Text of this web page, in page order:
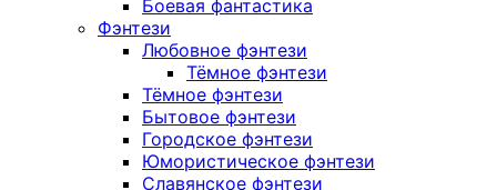
Боевая фантастика
Фэнтези
Любовное фэнтези
Тёмное фэнтези
Тёмное фэнтези
Бытовое фэнтези
Городское фэнтези
Юмористическое фэнтези
Славянское фэнтези